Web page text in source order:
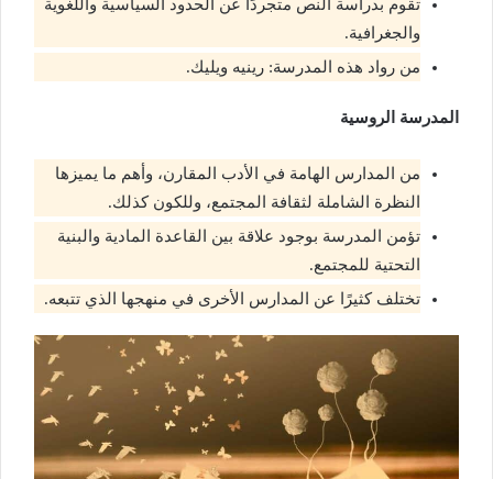
تقوم بدراسة النص متجردًا عن الحدود السياسية واللغوية
والجغرافية.
من رواد هذه المدرسة: رينيه ويليك.
المدرسة الروسية
من المدارس الهامة في الأدب المقارن، وأهم ما يميزها
النظرة الشاملة لثقافة المجتمع، وللكون كذلك.
تؤمن المدرسة بوجود علاقة بين القاعدة المادية والبنية
التحتية للمجتمع.
تختلف كثيرًا عن المدارس الأخرى في منهجها الذي تتبعه.